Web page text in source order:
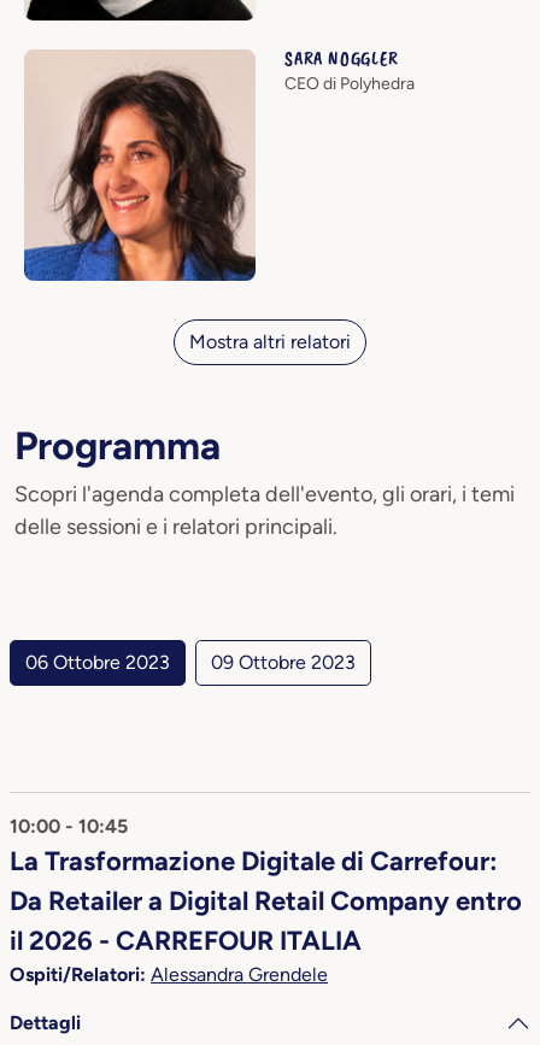
SARA NOGGLER
CEO di Polyhedra
Mostra altri relatori
Programma
Scopri l'agenda completa dell'evento, gli orari, i temi
delle sessioni e i relatori principali.
06 Ottobre 2023 09 Ottobre 2023
10:00 - 10:45
La Trasformazione Digitale di Carrefour:
Da Retailer a Digital Retail Company entro
il 2026 - CARREFOUR ITALIA
Ospiti/Relatori: Alessandra Grendele
Dettagli